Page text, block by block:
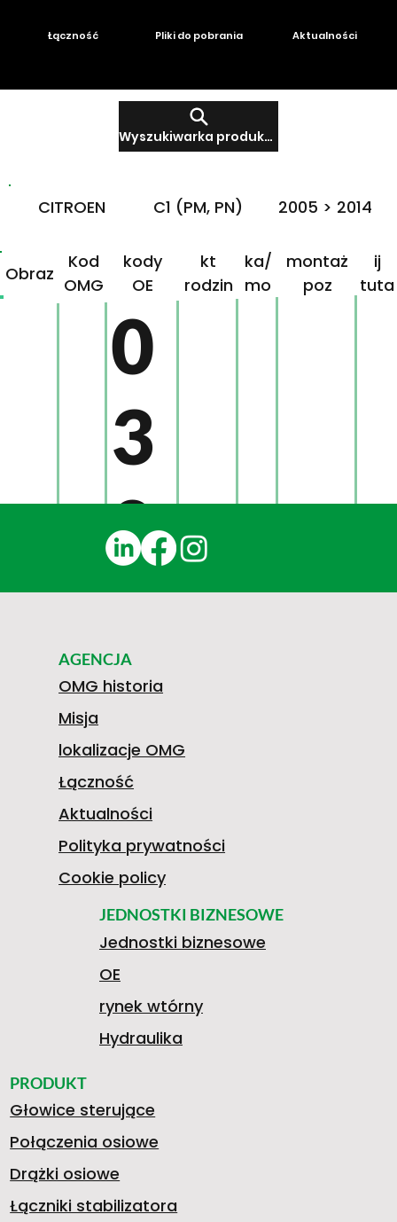
Wyszukiwarka produktów
Łączność Pliki do pobrania Aktualności
Obraz
Kod
OMG
kody
OE
kt
rodzin
ka/
mo
montaż
poz
ij
tuta
0
3
0
1
N
1
9
8
1
3
CITROEN C1 (PM, PN) 2005 > 2014
JEDNOSTKI BIZNESOWE
Jednostki biznesowe
OE
rynek wtórny
Hydraulika
PRODUKT
Głowice sterujące
Połączenia osiowe
Drążki osiowe
Łączniki stabilizatora
AGENCJA
OMG historia
Misja
lokalizacje OMG
Łączność
Aktualności
Polityka prywatności
Cookie policy